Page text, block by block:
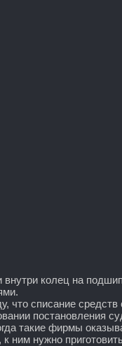
колец на
что списание средств
постановления
такие фирмы
к ним нужно